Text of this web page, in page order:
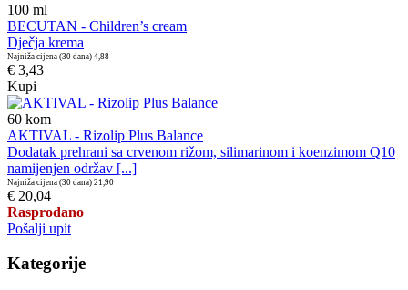
100 ml
BECUTAN - Children’s cream
Dječja krema
Najniža cijena (30 dana) 4,88
€ 3,43
Kupi
60 kom
AKTIVAL - Rizolip Plus Balance
Dodatak prehrani sa crvenom rižom, silimarinom i koenzimom Q10
namijenjen održav [...]
Najniža cijena (30 dana) 21,90
€ 20,04
Rasprodano
Pošalji upit
Kategorije